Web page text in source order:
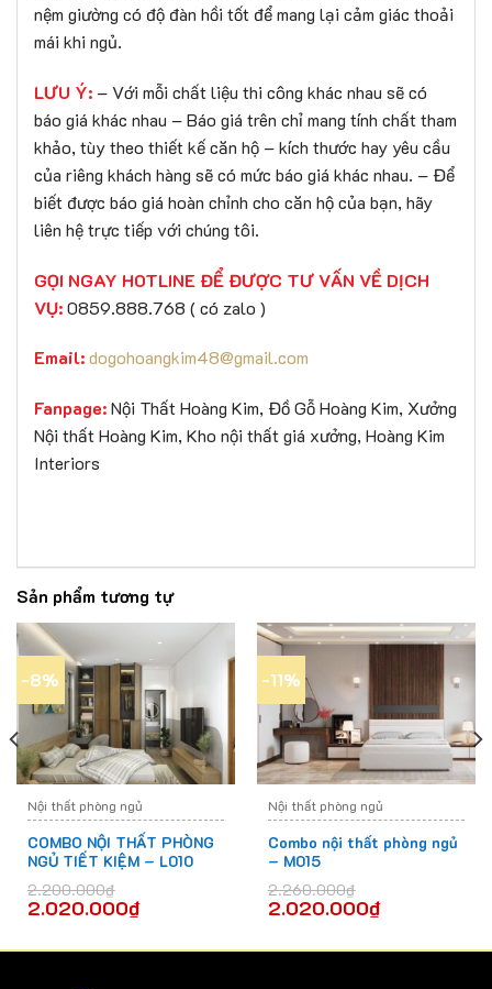
nệm giường có độ đàn hồi tốt để mang lại cảm giác thoải
mái khi ngủ.
LƯU Ý:– Với mỗi chất liệu thi công khác nhau sẽ có
báo giá khác nhau – Báo giá trên chỉ mang tính chất tham
khảo, tùy theo thiết kế căn hộ – kích thước hay yêu cầu
của riêng khách hàng sẽ có mức báo giá khác nhau. – Để
biết được báo giá hoàn chỉnh cho căn hộ của bạn, hãy
liên hệ trực tiếp với chúng tôi.
GỌI NGAY HOTLINE ĐỂ ĐƯỢC TƯ VẤN VỀ DỊCH
VỤ:0859.888.768 ( có zalo )
Email:dogohoangkim48@gmail.com
Fanpage:Nội Thất Hoàng Kim, Đồ Gỗ Hoàng Kim, Xưởng
Nội thất Hoàng Kim, Kho nội thất giá xưởng, Hoàng Kim
Interiors
Sản phẩm tương tự
-8%
Nội thất phòng ngủ
COMBO NỘI THẤT PHÒNG
NGỦ TIẾT KIỆM – L010
2.200.000₫
2.020.000₫
-11%
Nội thất phòng ngủ
Combo nội thất phòng ngủ
– M015
2.260.000₫
2.020.000₫